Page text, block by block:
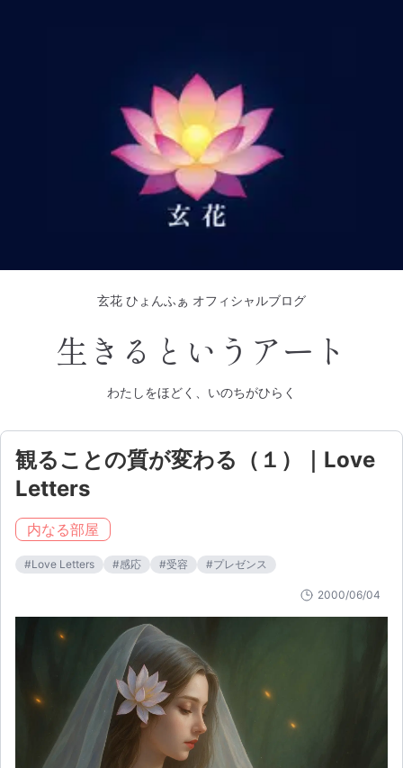
玄花 ひょんふぁ オフィシャルブログ
生きるというアート
わたしをほどく、いのちがひらく
観ることの質が変わる（１）｜Love
Letters
内なる部屋
#Love Letters #感応 #受容 #プレゼンス
2000/06/04